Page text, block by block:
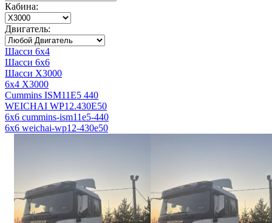
Кабина:
Двигатель:
Шасси 6x4
Шасси 6x6
Шасси X3000
6x4 X3000
Cummins ISM11E5 440
WEICHAI WP12.430E50
6x6 cummins-ism11e5-440
6x6 weichai-wp12-430e50